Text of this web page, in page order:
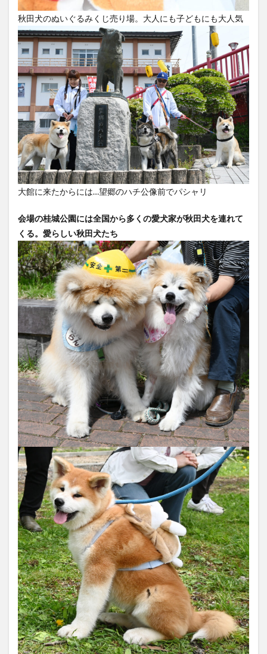
秋田犬のぬいぐるみくじ売り場。大人にも子どもにも大人気
大館に来たからには…望郷のハチ公像前でパシャリ
会場の桂城公園には全国から多くの愛犬家が秋田犬を連れて
くる。愛らしい秋田犬たち